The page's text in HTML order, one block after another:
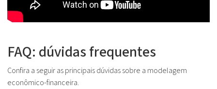
FAQ: dúvidas frequentes
Confira a seguir as principais dúvidas sobre a modelagem
econômico-financeira.